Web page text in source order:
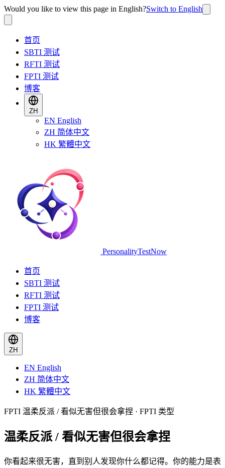
Would you like to view this page in English?Switch to English
首页
SBTI 测试
RFTI 测试
FPTI 测试
博客
ZH
EN English
ZH 简体中文
HK 繁體中文
PersonalityTestNow
首页
SBTI 测试
RFTI 测试
FPTI 测试
博客
ZH
EN English
ZH 简体中文
HK 繁體中文
FPTI 温柔反派 / 看似无害但很会拿捏 · FPTI 类型
温柔反派 / 看似无害但很会拿捏
你看起来很无害，直到别人发现你什么都记得。你的能力是表